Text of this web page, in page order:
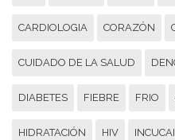
CARDIOLOGIA CORAZÓN
CUIDADO DE LA SALUD
DIABETES FIEBRE FRIO
HIDRATACIÓN HIV INCUCAI